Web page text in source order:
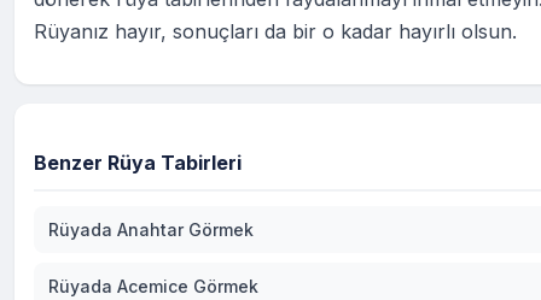
Rüyanız hayır, sonuçları da bir o kadar hayırlı olsun.
Benzer Rüya Tabirleri
Rüyada Anahtar Görmek
Rüyada Acemice Görmek